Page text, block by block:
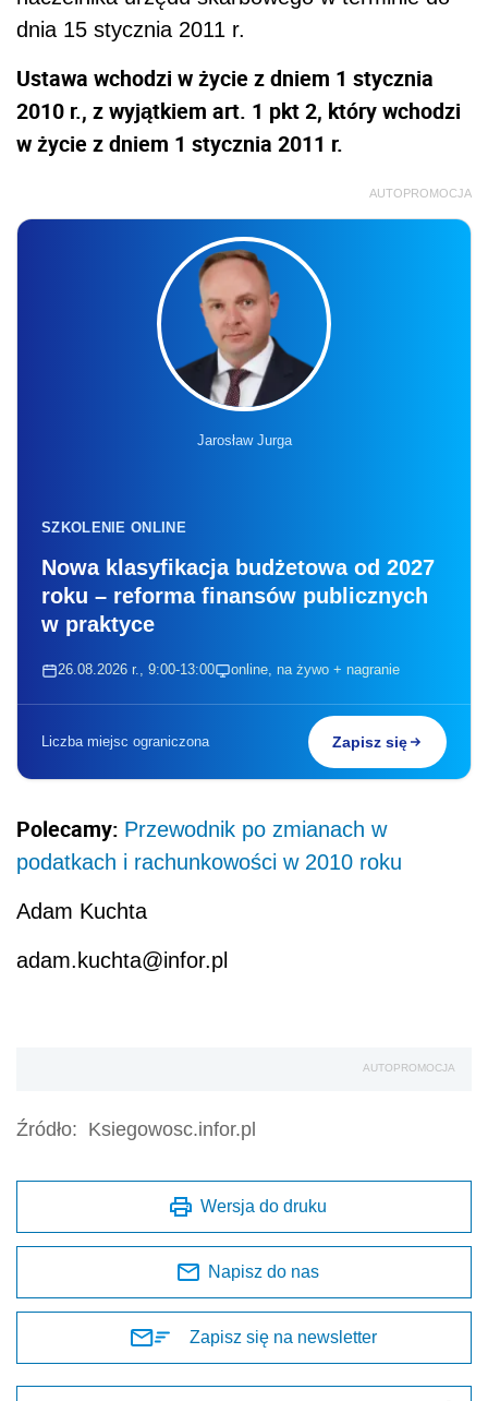
dnia 15 stycznia 2011 r.
Ustawa wchodzi w życie z dniem 1 stycznia
2010 r., z wyjątkiem art. 1 pkt 2, który wchodzi
w życie z dniem 1 stycznia 2011 r.
AUTOPROMOCJA
Jarosław Jurga
SZKOLENIE ONLINE
Nowa klasyfikacja budżetowa od 2027
roku – reforma finansów publicznych
w praktyce
26.08.2026 r., 9:00-13:00 online, na żywo + nagranie
Liczba miejsc ograniczona Zapisz się
Polecamy: Przewodnik po zmianach w
podatkach i rachunkowości w 2010 roku
Adam Kuchta
adam.kuchta@infor.pl
AUTOPROMOCJA
Źródło: Ksiegowosc.infor.pl
Wersja do druku
Napisz do nas
Zapisz się na newsletter